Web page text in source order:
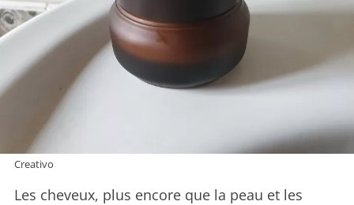
Creativo
Les cheveux, plus encore que la peau et les